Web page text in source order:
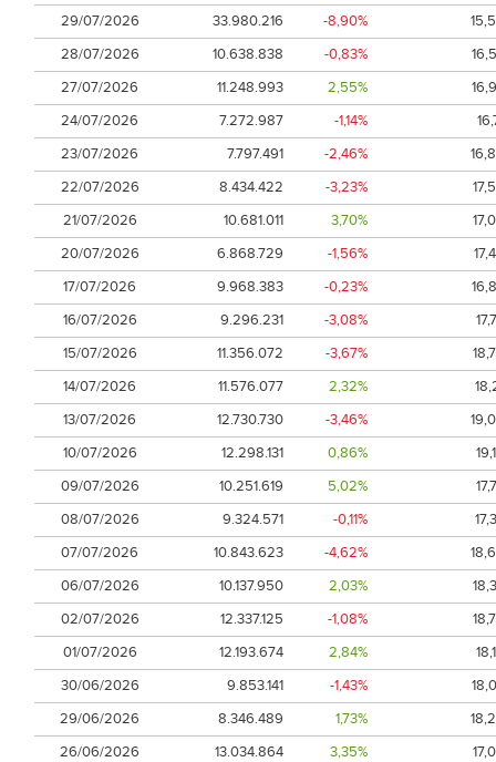
29/07/2026
33.980.216 -8,90%
28/07/2026
10.638.838 -0,83%
27/07/2026
11.248.993 2,55%
24/07/2026
7.272.987 -1,14%
23/07/2026
7.797.491 -2,46%
22/07/2026
8.434.422 -3,23%
21/07/2026
10.681.011 3,70%
20/07/2026
6.868.729 -1,56%
17/07/2026
9.968.383 -0,23%
16/07/2026
9.296.231 -3,08%
15/07/2026
11.356.072 -3,67%
14/07/2026
11.576.077 2,32%
13/07/2026
12.730.730 -3,46%
10/07/2026
12.298.131 0,86%
09/07/2026
10.251.619 5,02%
08/07/2026
9.324.571 -0,11%
07/07/2026
10.843.623 -4,62%
06/07/2026
10.137.950 2,03%
02/07/2026
12.337.125 -1,08%
01/07/2026
12.193.674 2,84%
30/06/2026
9.853.141 -1,43%
29/06/2026
8.346.489 1,73%
26/06/2026
13.034.864 3,35%